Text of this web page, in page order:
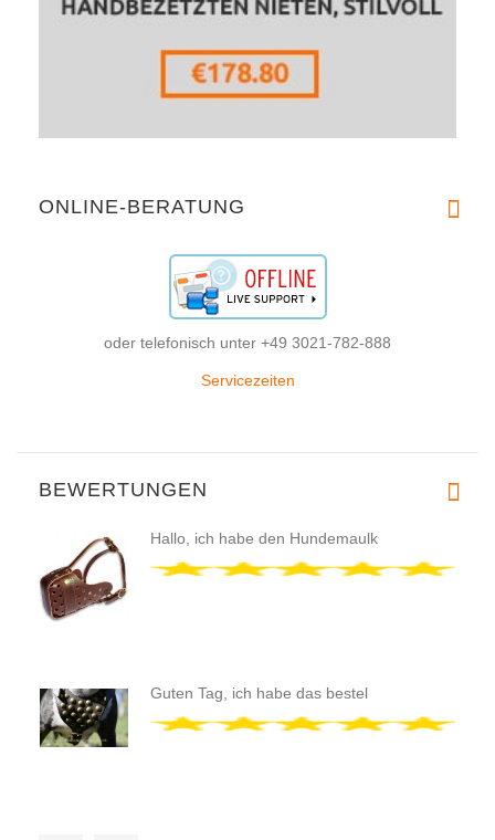
ONLINE-BERATUNG
oder telefonisch unter +49 3021-782-888
Servicezeiten
BEWERTUNGEN
Hallo, ich habe den Hundemaulk
Guten Tag, ich habe das bestel